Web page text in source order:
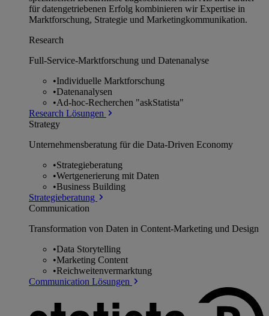
für datengetriebenen Erfolg kombinieren wir Expertise in
Marktforschung, Strategie und Marketingkommunikation.
Research
Full-Service-Marktforschung und Datenanalyse
•Individuelle Marktforschung
•Datenanalysen
•Ad-hoc-Recherchen "askStatista"
Research Lösungen
Strategy
Unternehmens­beratung für die Data-Driven Economy
•Strategieberatung
•Wertgenerierung mit Daten
•Business Building
Strategieberatung
Communication
Transformation von Daten in Content-Marketing und Design
•Data Storytelling
•Marketing Content
•Reichweitenvermarktung
Communication Lösungen